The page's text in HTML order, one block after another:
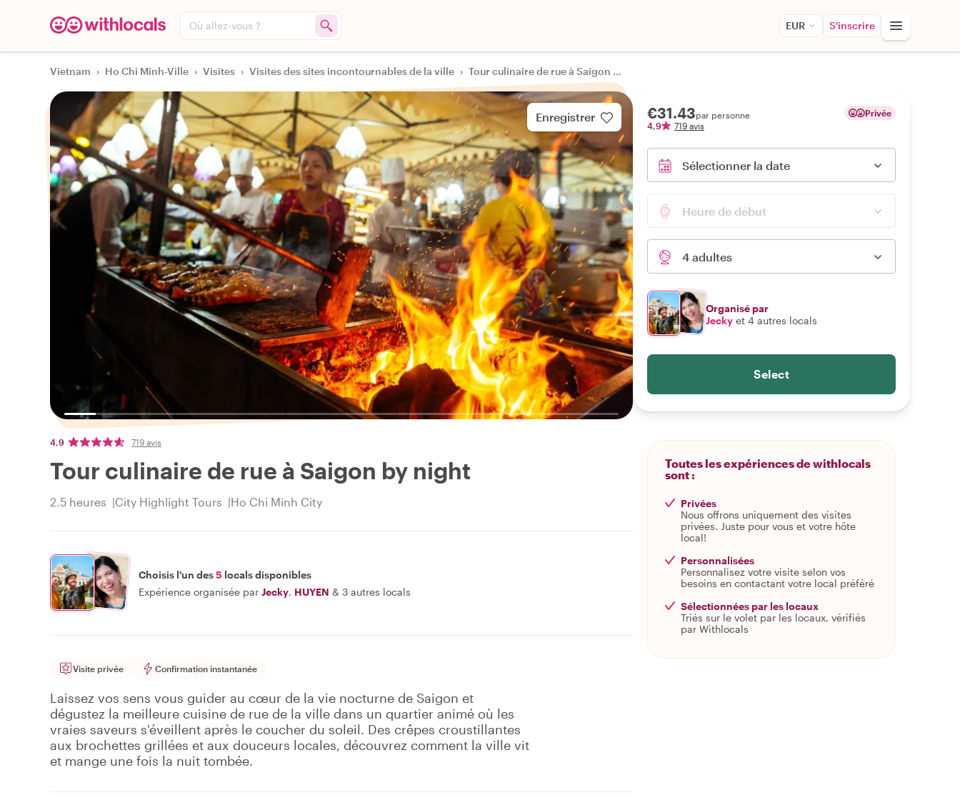
Où allez-vous ? EUR S'inscrire
Vietnam › Ho Chi Minh-Ville › Visites › Visites des sites incontournables de la ville › Tour culinaire de rue à Saigon by night
Enregistrer
4,9 719 avis
Tour culinaire de rue à Saigon by night
2.5 heures City Highlight Tours Ho Chi Minh City
Choisis l'un des5 locals disponibles
Expérience organisée par Jecky, HUYEN & 3 autres locals
Visite privée Confirmation instantanée
Laissez vos sens vous guider au cœur de la vie nocturne de Saigon et
dégustez la meilleure cuisine de rue de la ville dans un quartier animé où les
vraies saveurs s'éveillent après le coucher du soleil. Des crêpes croustillantes
aux brochettes grillées et aux douceurs locales, découvrez comment la ville vit
et mange une fois la nuit tombée.
€31.43par personne
4,9
719 avis
Privée
Sélectionner la date
Heure de début
4 adultes
Organisé par
Jecky et 4 autres locals
Select
Toutes les expériences de withlocals
sont :
Privées
Nous offrons uniquement des visites
privées. Juste pour vous et votre hôte
local!
Personnalisées
Personnalisez votre visite selon vos
besoins en contactant votre local préféré
Sélectionnées par les locaux
Triés sur le volet par les locaux, vérifiés
par Withlocals